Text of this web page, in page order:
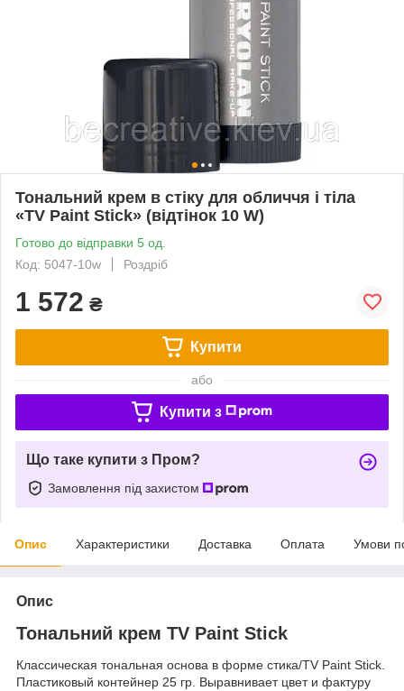
Тональний крем в стіку для обличчя і тіла
«TV Paint Stick» (відтінок 10 W)
Готово до відправки 5 од.
Код: 5047-10w
Роздріб
1 572 ₴
Купити
або
Купити з
Що таке купити з Пром?
Замовлення під захистом
Опис Характеристики Доставка Оплата Умови
Опис
Тональний крем TV Paint Stick
Классическая тональная основа в форме стика/TV Paint Stick.
Пластиковый контейнер 25 гр. Выравнивает цвет и фактуру